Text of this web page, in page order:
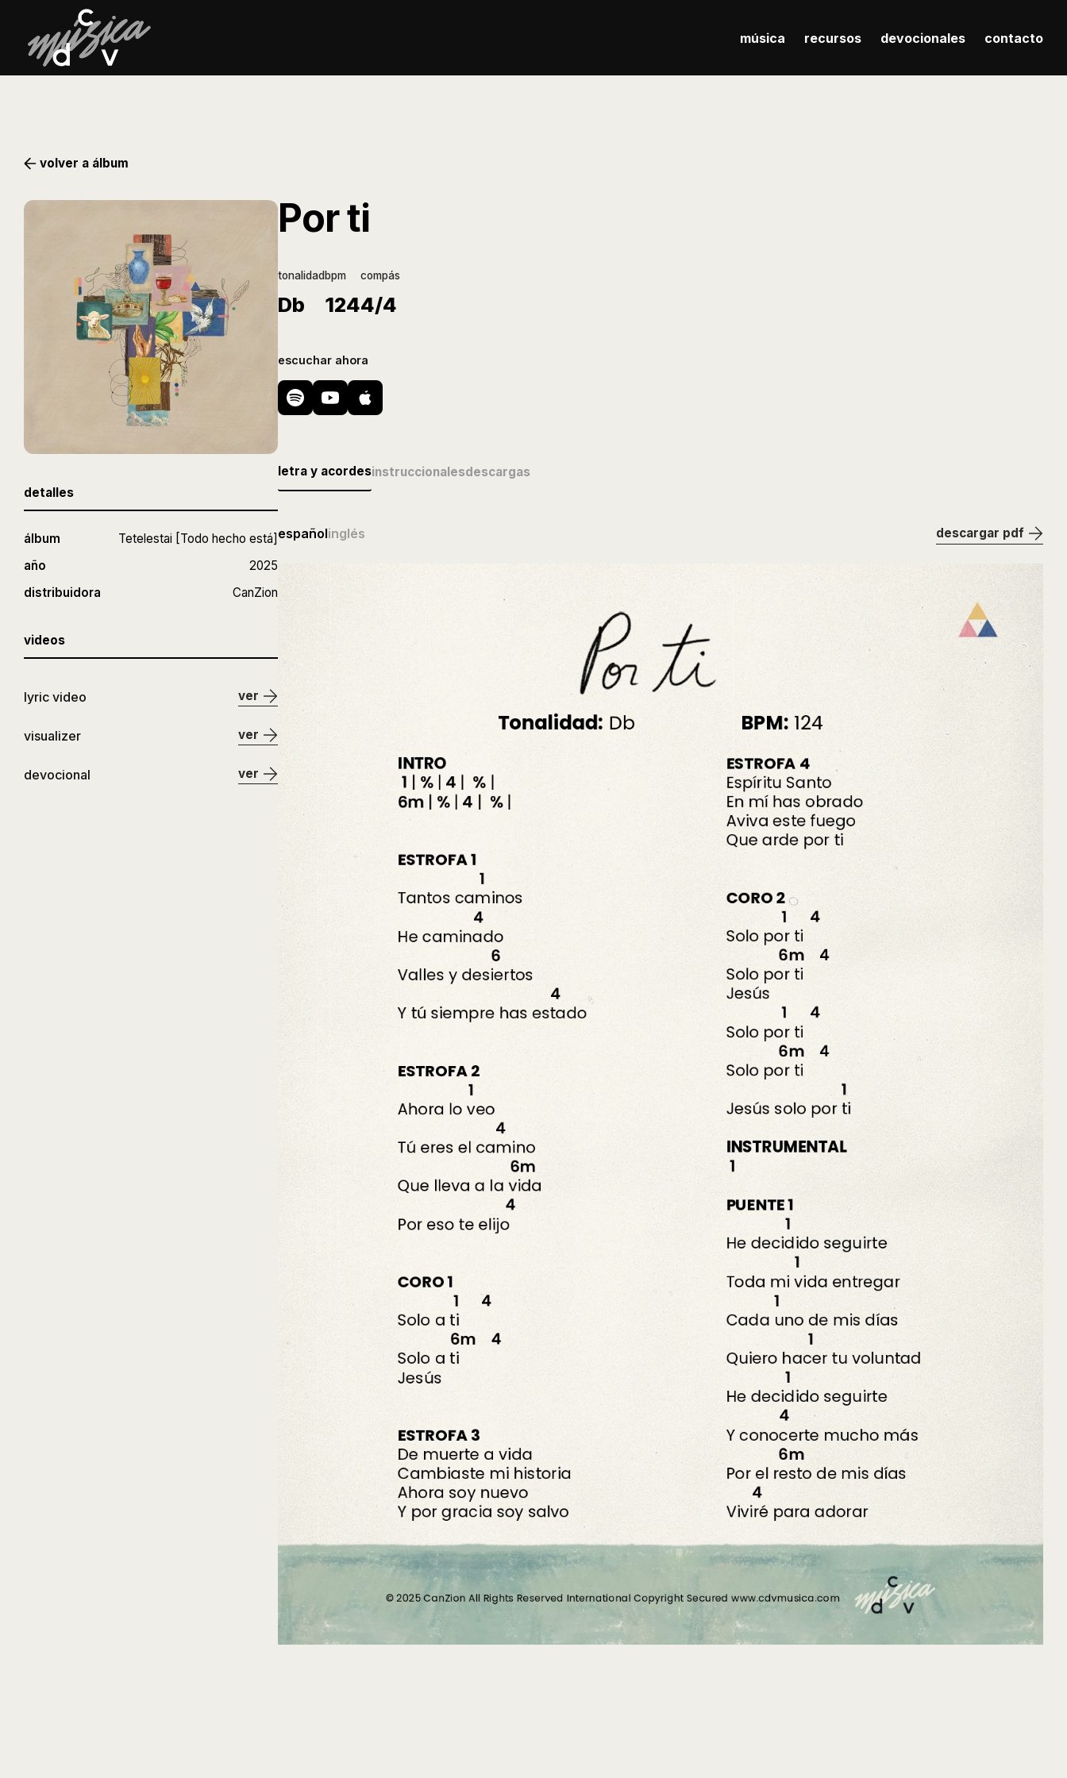
música recursos devocionales contacto
volver a álbum
detalles
álbum
Tetelestai [Todo hecho está]
año
2025
distribuidora
CanZion
videos
lyric video ver
visualizer ver
devocional ver
Por ti
tonalidad
Db
bpm
124
compás
4/4
escuchar ahora
letra y acordesinstruccionalesdescargas
españolinglés descargar pdf